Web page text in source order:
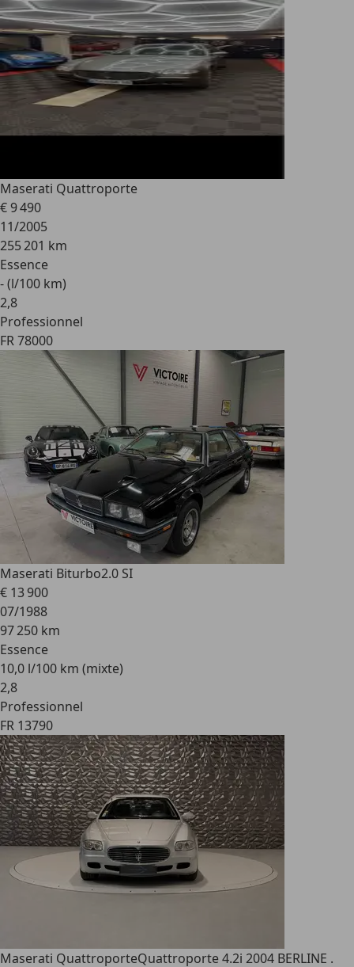
Maserati Quattroporte
€ 9 490
11/2005
255 201 km
Essence
- (l/100 km)
2,8
Professionnel
FR 78000
Maserati Biturbo2.0 SI
€ 13 900
07/1988
97 250 km
Essence
10,0 l/100 km (mixte)
2,8
Professionnel
FR 13790
Maserati QuattroporteQuattroporte 4.2i 2004 BERLINE .